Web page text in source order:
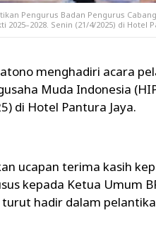
Pengurus Badan Pengurus
Senin (21/4/2025) di Hotel
menghadiri acara
Muda Indonesia
di Hotel Pantura Jaya.
ucapan terima kasih
kepada Ketua Umum
hadir dalam